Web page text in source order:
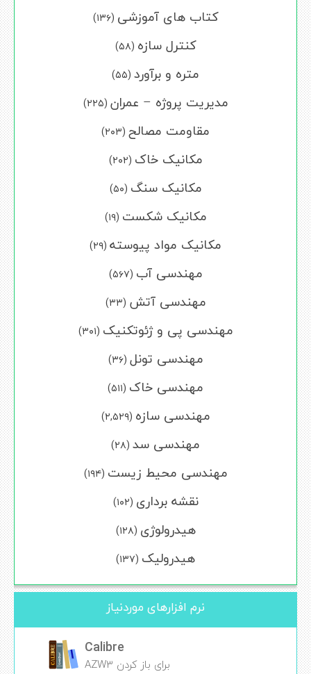
کتاب های آموزشی (۱۳۶)
کنترل سازه (۵۸)
متره و برآورد (۵۵)
مدیریت پروژه – عمران (۲۲۵)
مقاومت مصالح (۲۰۳)
مکانیک خاک (۲۰۲)
مکانیک سنگ (۵۰)
مکانیک شکست (۱۹)
مکانیک مواد پیوسته (۲۹)
مهندسی آب (۵۶۷)
مهندسی آتش (۳۳)
مهندسی پی و ژئوتکنیک (۳۰۱)
مهندسی تونل (۳۶)
مهندسی خاک (۵۱۱)
مهندسی سازه (۲,۵۲۹)
مهندسی سد (۲۸)
مهندسی محیط زیست (۱۹۴)
نقشه برداری (۱۰۲)
هیدرولوژی (۱۲۸)
هیدرولیک (۱۳۷)
نرم افزارهای موردنیاز
Calibre
برای باز کردن AZW3